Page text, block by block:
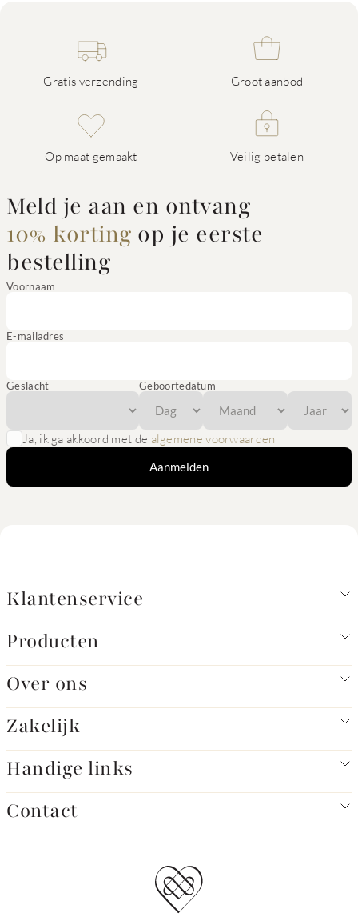
Gratis verzending Groot aanbod
Op maat gemaakt Veilig betalen
Meld je aan en ontvang
10% korting op je eerste
bestelling
Voornaam
E-mailadres
Geslacht Geboortedatum
Ja, ik ga akkoord met de algemene voorwaarden
Aanmelden
Klantenservice
Producten
Over ons
Zakelijk
Handige links
Contact